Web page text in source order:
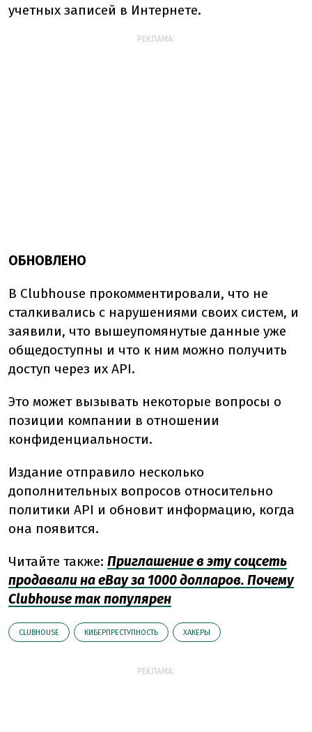
учетных записей в Интернете.
РЕКЛАМА:
ОБНОВЛЕНО
В Clubhouse прокомментировали, что не
сталкивались с нарушениями своих систем, и
заявили, что вышеупомянутые данные уже
общедоступны и что к ним можно получить
доступ через их API.
Это может вызывать некоторые вопросы о
позиции компании в отношении
конфиденциальности.
Издание отправило несколько
дополнительных вопросов относительно
политики API и обновит информацию, когда
она появится.
Читайте также: Приглашение в эту соцсеть
продавали на eBay за 1000 долларов. Почему
Clubhouse так популярен
CLUBHOUSE КИБЕРПРЕСТУПНОСТЬ ХАКЕРЫ
РЕКЛАМА: